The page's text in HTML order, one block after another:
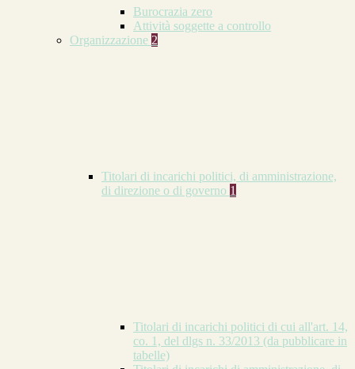
Burocrazia zero
Attività soggette a controllo
Organizzazione 2
Titolari di incarichi politici, di amministrazione,
di direzione o di governo 1
Titolari di incarichi politici di cui all'art. 14,
co. 1, del dlgs n. 33/2013 (da pubblicare in
tabelle)